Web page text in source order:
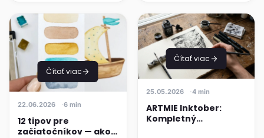
Čítať viac
22.06.2026 6 min
12 tipov pre
začiatočníkov — ako
Čítať viac
25.05.2026 4 min
ARTMIE Inktober:
Kompletný